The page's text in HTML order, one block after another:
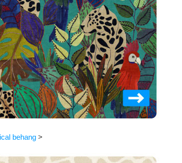
behang >